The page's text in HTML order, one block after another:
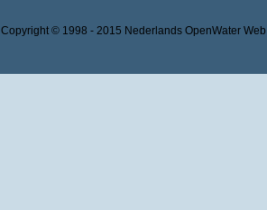
Copyright © 1998 - 2015 Nederlands OpenWater